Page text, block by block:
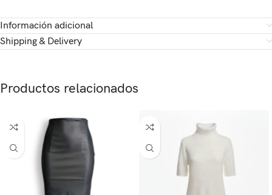
Información adicional
Shipping & Delivery
Productos relacionados